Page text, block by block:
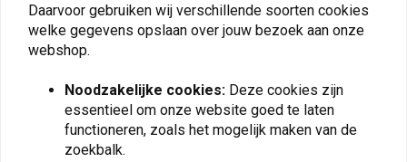
Ervaar betrouwbaarheid en veiligheid bij elke toepassing van deLiqui
Moly Brake Fluid DOT 5.1
U kunthierde handleiding downloaden
Artikel Code : LM 21160, LM 21161
Daarvoor gebruiken wij verschillende soorten cookies
welke gegevens opslaan over jouw bezoek aan onze
webshop.
Noodzakelijke cookies: Deze cookies zijn
essentieel om onze website goed te laten
functioneren, zoals het mogelijk maken van de
zoekbalk.